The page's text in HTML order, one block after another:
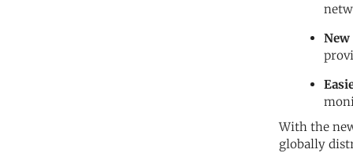
New
With the
globally